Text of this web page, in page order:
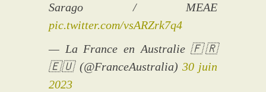
Sarago / MEAE
pic.twitter.com/vsARZrk7q4
— La France en Australie 🇫🇷
🇪🇺 (@FranceAustralia) 30 juin
2023